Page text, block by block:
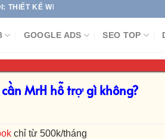
| SEO TOP GOOGLE | CHẠY
GOOGLE ADS SEO TOP
TIN TỨC & SỰ KIỆN
Sự kiện khuyến mãi các dịch vụ
MrH hỗ trợ gì không?
chỉ từ 500k/tháng